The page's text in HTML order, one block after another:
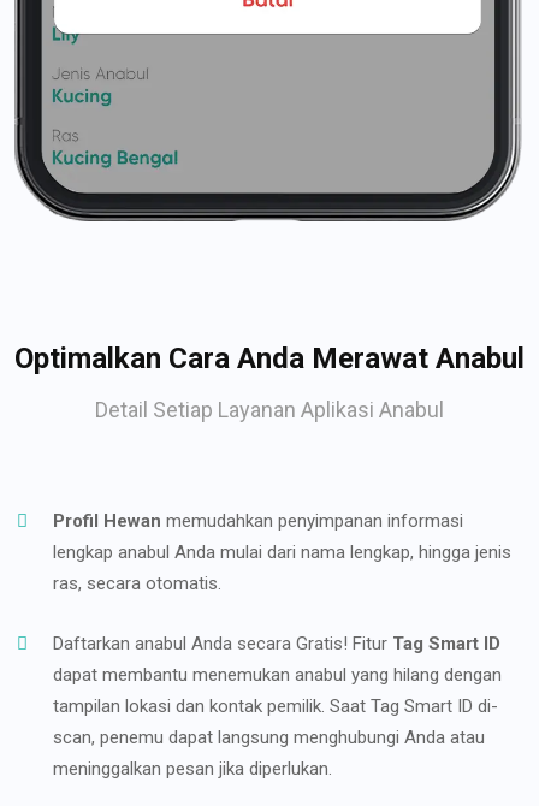
Optimalkan Cara Anda Merawat Anabul
Detail Setiap Layanan Aplikasi Anabul
Profil Hewan memudahkan penyimpanan informasi
lengkap anabul Anda mulai dari nama lengkap, hingga jenis
ras, secara otomatis.
Daftarkan anabul Anda secara Gratis! Fitur Tag Smart ID
dapat membantu menemukan anabul yang hilang dengan
tampilan lokasi dan kontak pemilik. Saat Tag Smart ID di-
scan, penemu dapat langsung menghubungi Anda atau
meninggalkan pesan jika diperlukan.